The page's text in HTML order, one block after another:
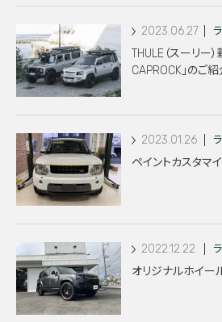
2023.06.27
THULE（スーリー
CAPROCK」のご紹
2023.01.26
ペイントカスタマ
2022.12.22
オリジナルホイー